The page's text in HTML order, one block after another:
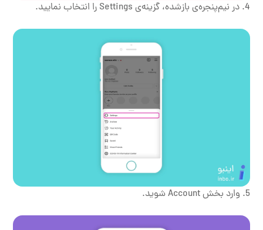
در نیم‌پنجره‌ی بازشده، گزینه‌ی Settings را انتخاب نمایید.
وارد بخش Account شوید.